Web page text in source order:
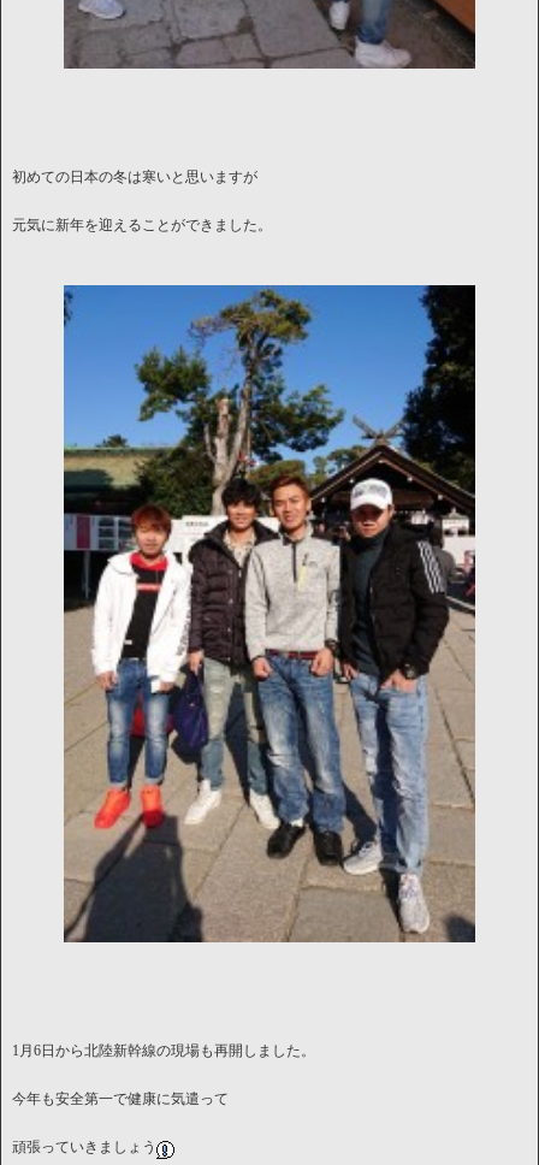
初めての日本の冬は寒いと思いますが
元気に新年を迎えることができました。
1月6日から北陸新幹線の現場も再開しました。
今年も安全第一で健康に気遣って
頑張っていきましょう